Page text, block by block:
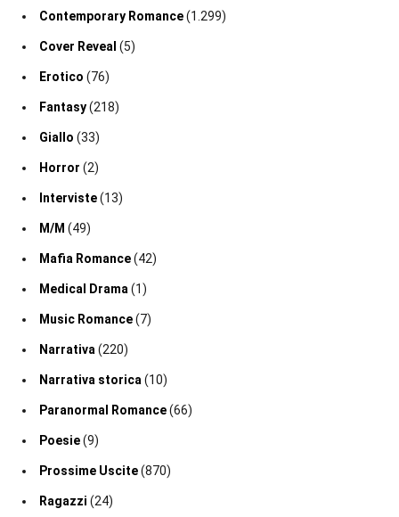
Contemporary Romance(1.299)
Cover Reveal (5)
Erotico (76)
Fantasy(218)
Giallo (33)
Horror (2)
Interviste(13)
M/M (49)
Mafia Romance(42)
Medical Drama(1)
Music Romance(7)
Narrativa(220)
Narrativa storica(10)
Paranormal Romance(66)
Poesie(9)
Prossime Uscite(870)
Ragazzi (24)